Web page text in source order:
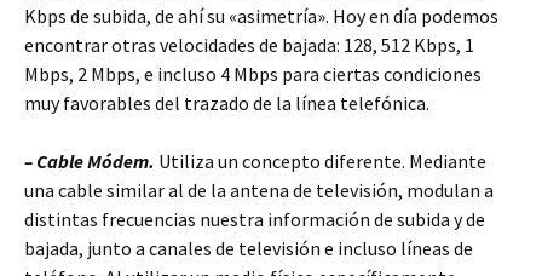
Kbps de subida, de ahí su «asimetría». Hoy en día podemos
encontrar otras velocidades de bajada: 128, 512 Kbps, 1
Mbps, 2 Mbps, e incluso 4 Mbps para ciertas condiciones
muy favorables del trazado de la línea telefónica.
– Cable Módem. Utiliza un concepto diferente. Mediante
una cable similar al de la antena de televisión, modulan a
distintas frecuencias nuestra información de subida y de
bajada, junto a canales de televisión e incluso líneas de